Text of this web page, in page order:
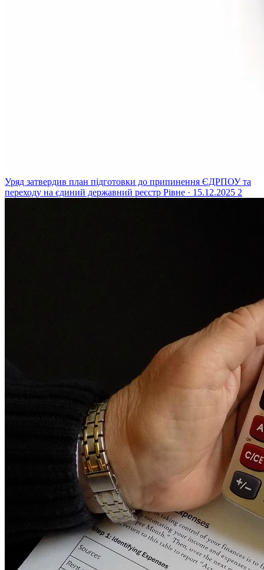
Уряд затвердив план підготовки до припинення ЄДРПОУ та
переходу на єдиний державний реєстр Рівне · 15.12.2025 2